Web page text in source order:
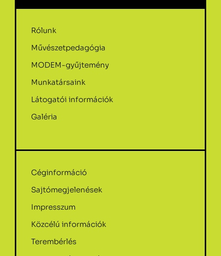
Rólunk
Művészetpedagógia
MODEM-gyűjtemény
Munkatársaink
Látogatói információk
Galéria
Céginformáció
Sajtómegjelenések
Impresszum
Közcélú információk
Terembérlés